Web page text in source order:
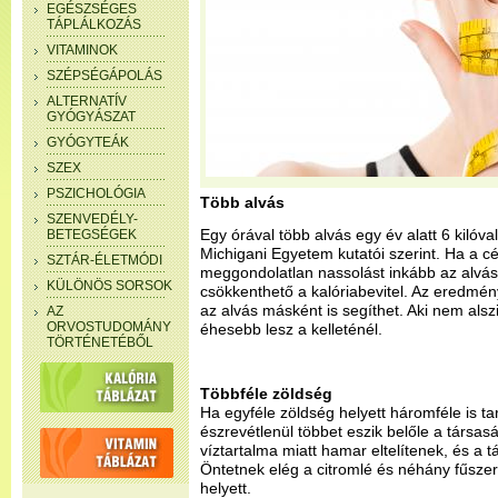
EGÉSZSÉGES
TÁPLÁLKOZÁS
VITAMINOK
SZÉPSÉGÁPOLÁS
ALTERNATÍV
GYÓGYÁSZAT
GYÓGYTEÁK
SZEX
PSZICHOLÓGIA
SZENVEDÉLY-
BETEGSÉGEK
SZTÁR-ÉLETMÓDI
KÜLÖNÖS SORSOK
AZ
ORVOSTUDOMÁNY
TÖRTÉNETÉBŐL
Több alvás
Egy órával több alvás egy év alatt 6
Michigani Egyetem kutatói szerint. Ha a
meggondolatlan nassolást inkább az
csökkenthető a kalóriabevitel. Az
az alvás másként is segíthet. Aki nem
éhesebb lesz a kelleténél.
Többféle zöldség
Ha egyféle zöldség helyett háromféle is
észrevétlenül többet eszik belőle a
víztartalma miatt hamar eltelítenek, és a
Öntetnek elég a citromlé és néhány
helyett.